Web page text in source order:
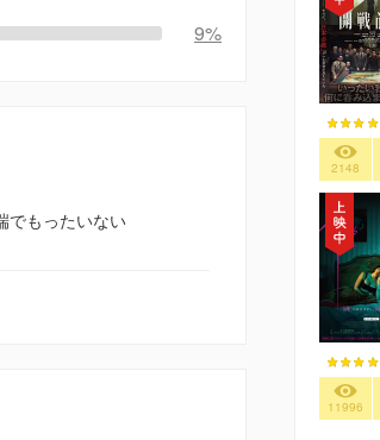
9%
でもったいない
2148
11996